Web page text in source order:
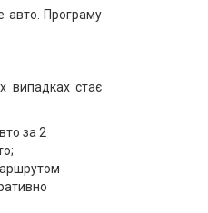
авто. Програму
випадках стає
за 2